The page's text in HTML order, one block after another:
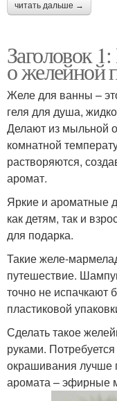
читать дальше →
Заголовок
о желейной
Желе для ванны –
геля для душа,
Делают из мыльной
комнатной
растворяются,
аромат.
Яркие и ароматные
как детям, так и
для подарка.
Такие желе-
путешествие.
точно не испачкают
пластиковой
Сделать такое
руками.
окрашивания лучше
аромата – эфирные